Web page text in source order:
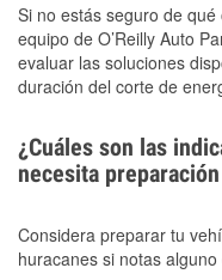
Si no estás seguro de
equipo de O’Reilly Auto
evaluar las soluciones
duración del corte de
¿Cuáles son las
necesita
Considera preparar tu
huracanes si notas